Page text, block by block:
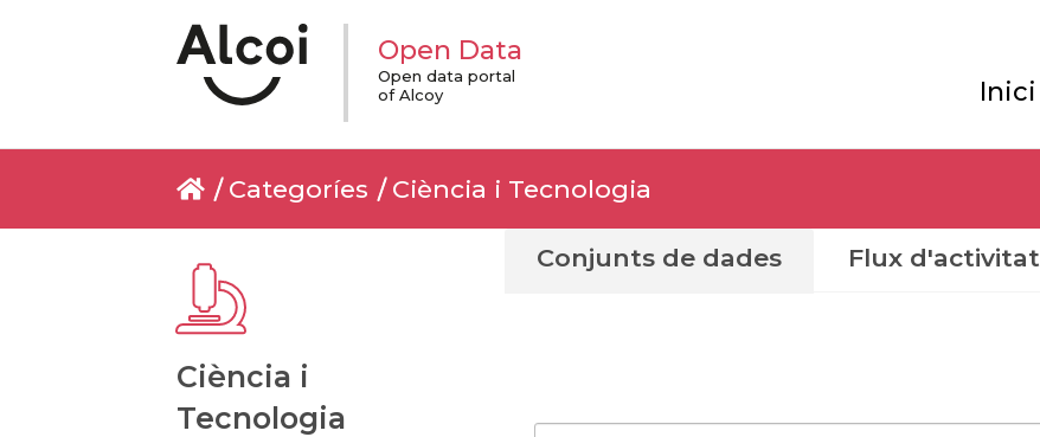
Open Data
Open data portal
of Alcoy
Inici
Categoríes Ciència i Tecnologia
Ciència i
Tecnologia
Conjunts de dades Flux d'activitat